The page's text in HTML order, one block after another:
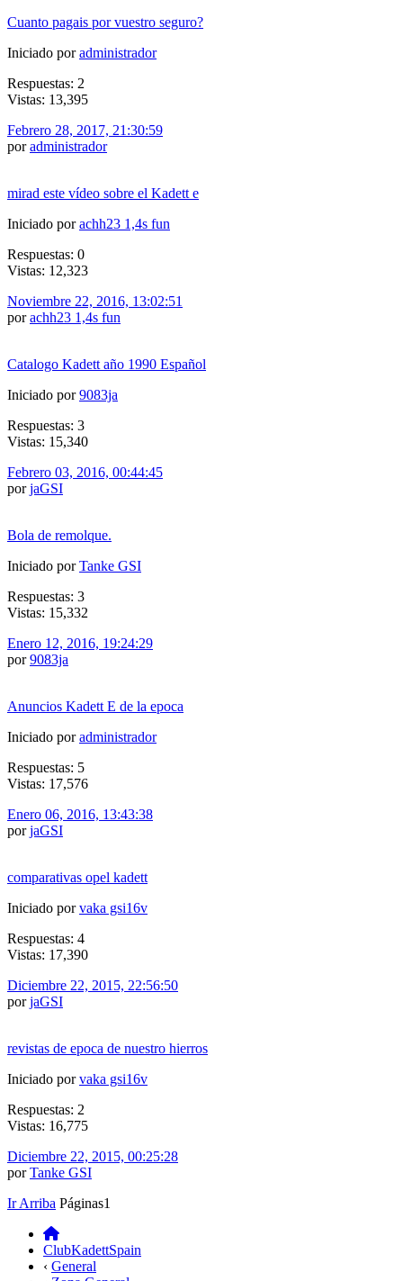
Cuanto pagais por vuestro seguro?
Iniciado poradministrador
Respuestas: 2
Vistas: 13,395
Febrero 28, 2017, 21:30:59
poradministrador
mirad este vídeo sobre el Kadett e
Iniciado porachh23 1,4s fun
Respuestas: 0
Vistas: 12,323
Noviembre 22, 2016, 13:02:51
porachh23 1,4s fun
Catalogo Kadett año 1990 Español
Iniciado por9083ja
Respuestas: 3
Vistas: 15,340
Febrero 03, 2016, 00:44:45
porjaGSI
Bola de remolque.
Iniciado porTanke GSI
Respuestas: 3
Vistas: 15,332
Enero 12, 2016, 19:24:29
por9083ja
Anuncios Kadett E de la epoca
Iniciado poradministrador
Respuestas: 5
Vistas: 17,576
Enero 06, 2016, 13:43:38
porjaGSI
comparativas opel kadett
Iniciado porvaka gsi16v
Respuestas: 4
Vistas: 17,390
Diciembre 22, 2015, 22:56:50
porjaGSI
revistas de epoca de nuestro hierros
Iniciado porvaka gsi16v
Respuestas: 2
Vistas: 16,775
Diciembre 22, 2015, 00:25:28
porTanke GSI
Ir Arriba Páginas1
ClubKadettSpain
‹ General